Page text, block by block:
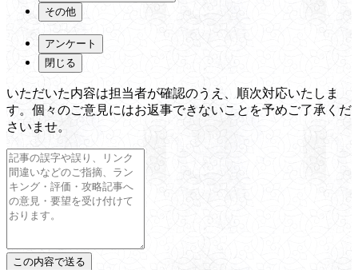
その他
アンケート
閉じる
いただいた内容は担当者が確認のうえ、順次対応いたしま
す。個々のご意見にはお返事できないことを予めご了承くだ
さいませ。